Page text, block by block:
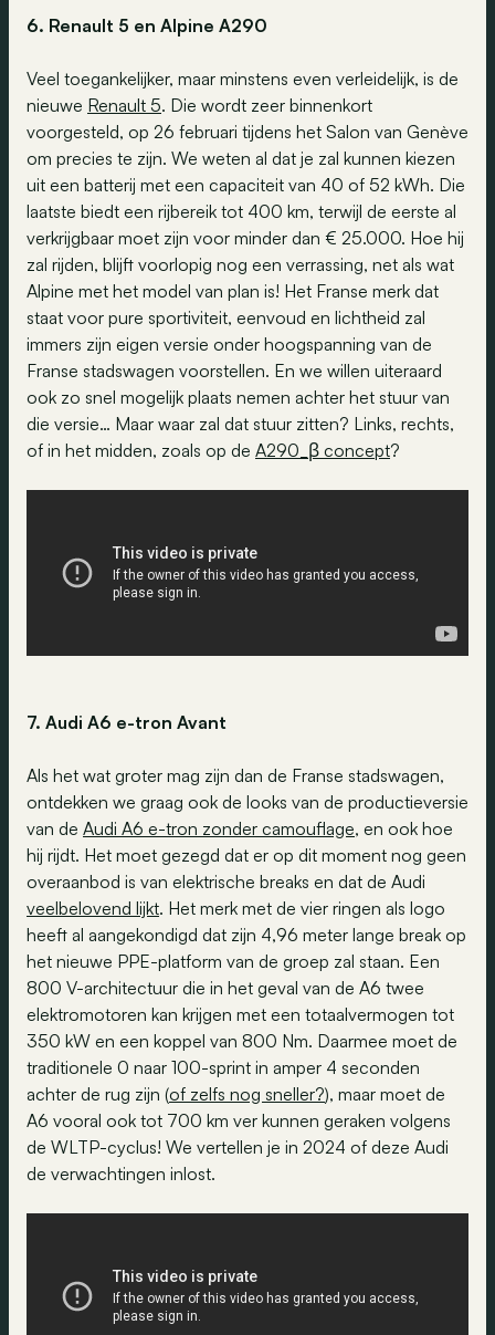
6. Renault 5 en Alpine A290
Veel toegankelijker, maar minstens even verleidelijk, is de
nieuwe Renault 5. Die wordt zeer binnenkort
voorgesteld, op 26 februari tijdens het Salon van Genève
om precies te zijn. We weten al dat je zal kunnen kiezen
uit een batterij met een capaciteit van 40 of 52 kWh. Die
laatste biedt een rijbereik tot 400 km, terwijl de eerste al
verkrijgbaar moet zijn voor minder dan € 25.000. Hoe hij
zal rijden, blijft voorlopig nog een verrassing, net als wat
Alpine met het model van plan is! Het Franse merk dat
staat voor pure sportiviteit, eenvoud en lichtheid zal
immers zijn eigen versie onder hoogspanning van de
Franse stadswagen voorstellen. En we willen uiteraard
ook zo snel mogelijk plaats nemen achter het stuur van
die versie… Maar waar zal dat stuur zitten? Links, rechts,
of in het midden, zoals op de A290_β concept?
7. Audi A6 e-tron Avant
Als het wat groter mag zijn dan de Franse stadswagen,
ontdekken we graag ook de looks van de productieversie
van de Audi A6 e-tron zonder camouflage, en ook hoe
hij rijdt. Het moet gezegd dat er op dit moment nog geen
overaanbod is van elektrische breaks en dat de Audi
veelbelovend lijkt. Het merk met de vier ringen als logo
heeft al aangekondigd dat zijn 4,96 meter lange break op
het nieuwe PPE-platform van de groep zal staan. Een
800 V-architectuur die in het geval van de A6 twee
elektromotoren kan krijgen met een totaalvermogen tot
350 kW en een koppel van 800 Nm. Daarmee moet de
traditionele 0 naar 100-sprint in amper 4 seconden
achter de rug zijn (of zelfs nog sneller?), maar moet de
A6 vooral ook tot 700 km ver kunnen geraken volgens
de WLTP-cyclus! We vertellen je in 2024 of deze Audi
de verwachtingen inlost.